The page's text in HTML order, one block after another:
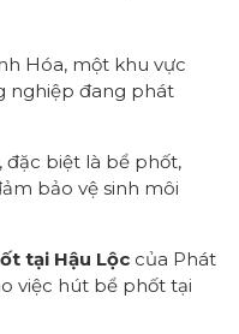
Hóa, một khu vực
nghiệp đang phát
đặc biệt là bể phốt,
bảo vệ sinh môi
tại Hậu Lộc của Phát
việc hút bể phốt tại